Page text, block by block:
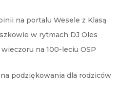
na portalu Wesele z Klasą
w rytmach DJ Oles
na 100-leciu OSP
podziękowania dla rodziców